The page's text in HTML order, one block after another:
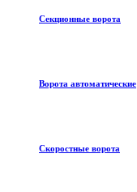
Секционные ворота
Ворота автоматические
Скоростные ворота